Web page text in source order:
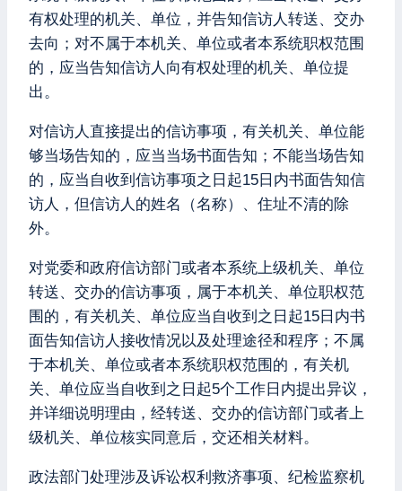
有权处理的机关、单位，并告知信访人转送、交办
去向；对不属于本机关、单位或者本系统职权范围
的，应当告知信访人向有权处理的机关、单位提
出。
对信访人直接提出的信访事项，有关机关、单位能
够当场告知的，应当当场书面告知；不能当场告知
的，应当自收到信访事项之日起15日内书面告知信
访人，但信访人的姓名（名称）、住址不清的除
外。
对党委和政府信访部门或者本系统上级机关、单位
转送、交办的信访事项，属于本机关、单位职权范
围的，有关机关、单位应当自收到之日起15日内书
面告知信访人接收情况以及处理途径和程序；不属
于本机关、单位或者本系统职权范围的，有关机
关、单位应当自收到之日起5个工作日内提出异议，
并详细说明理由，经转送、交办的信访部门或者上
级机关、单位核实同意后，交还相关材料。
政法部门处理涉及诉讼权利救济事项、纪检监察机